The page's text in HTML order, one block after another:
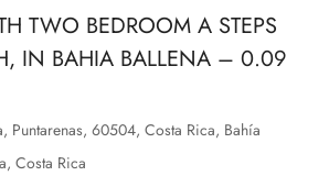
TWO BEDROOM A STEPS
IN BAHIA BALLENA – 0.09
Puntarenas, 60504, Costa Rica, Bahía
Costa Rica